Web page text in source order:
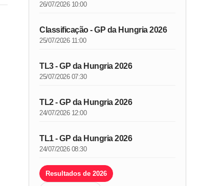
26/07/2026 10:00
Classificação - GP da Hungria 2026
25/07/2026 11:00
TL3 - GP da Hungria 2026
25/07/2026 07:30
TL2 - GP da Hungria 2026
24/07/2026 12:00
TL1 - GP da Hungria 2026
24/07/2026 08:30
Resultados de 2026